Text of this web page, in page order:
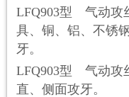
LFQ903型 气动攻
具、铜、铝、不锈
牙。
LFQ903型 气动攻
直、侧面攻牙。